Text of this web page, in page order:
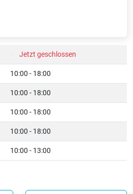
Jetzt geschlossen
10:00 - 18:00
10:00 - 18:00
10:00 - 18:00
10:00 - 18:00
10:00 - 13:00